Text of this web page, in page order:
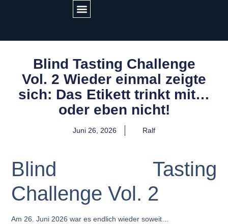
Blind Tasting Challenge
Vol. 2 Wieder einmal zeigte
sich: Das Etikett trinkt mit…
oder eben nicht!
Juni 26, 2026 Ralf
Blind Tasting
Challenge Vol. 2
Am26. Juni 2026 war es endlich wieder soweit…